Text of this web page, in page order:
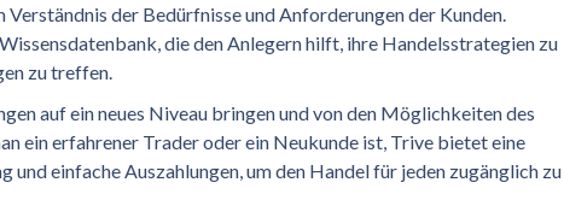
der Bedürfnisse und Anforderungen der Kunden.
die den Anlegern hilft, ihre Handelsstrategien zu
zu treffen.
auf ein neues Niveau bringen und von den Möglichkeiten des
ein erfahrener Trader oder ein Neukunde ist, Trive bietet eine
einfache Auszahlungen, um den Handel für jeden zugänglich zu